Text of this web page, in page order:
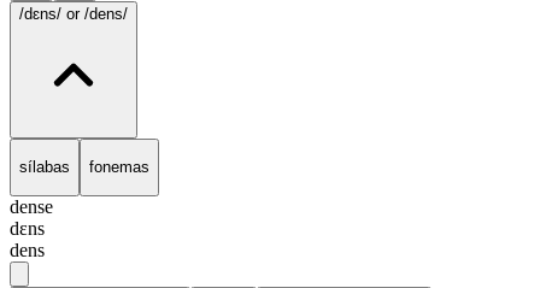
/dɛns/ or /dens/
sílabas fonemas
dense
dɛns
dens